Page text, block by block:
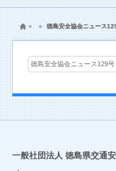
» » 徳島安全協会ニュース
徳島安全協会ニュース129号
一般社団法人 徳島県交通